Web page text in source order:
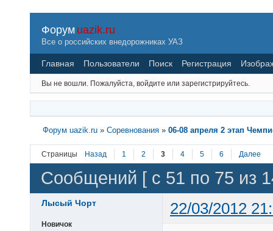
Форум uazik.ru
Все о российских внедорожниках УАЗ
Главная Пользователи Поиск Регистрация
Вы не вошли. Пожалуйста, войдите или зарегистрируйтесь.
Форум uazik.ru » Соревнования » 06-08 апреля 2 этап
Страницы Назад 1 2 3 4 5 6 Далее
Сообщений [ с 51 по 75 из
Лысый Чорт 22/03/2012
Новичок